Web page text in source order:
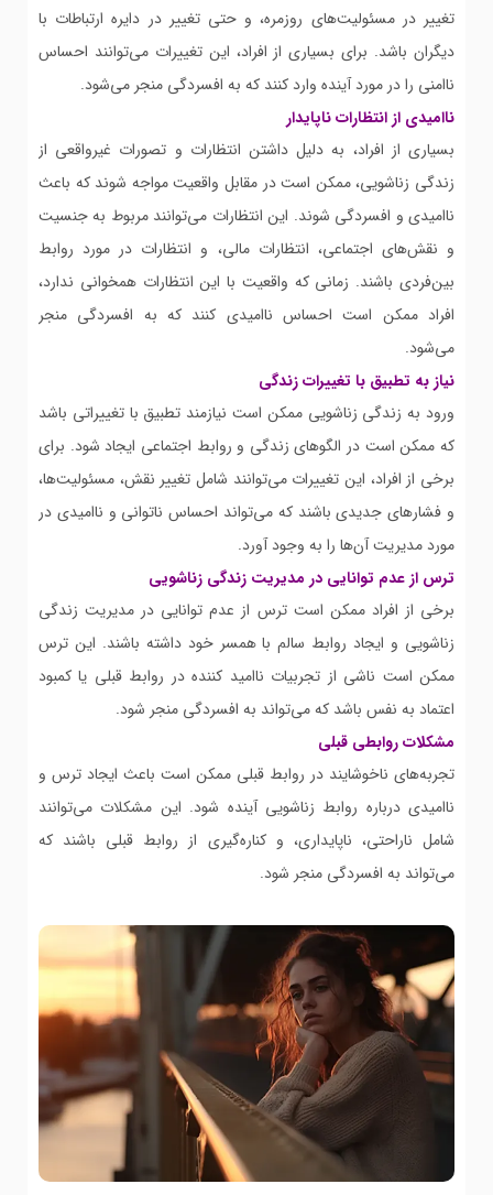
تغییر در مسئولیت‌های روزمره، و حتی تغییر در دایره ارتباطات با
دیگران باشد. برای بسیاری از افراد، این تغییرات می‌توانند احساس
ناامنی را در مورد آینده وارد کنند که به افسردگی منجر می‌شود.
ناامیدی از انتظارات ناپایدار
بسیاری از افراد، به دلیل داشتن انتظارات و تصورات غیرواقعی از
زندگی زناشویی، ممکن است در مقابل واقعیت مواجه شوند که باعث
ناامیدی و افسردگی شوند. این انتظارات می‌توانند مربوط به جنسیت
و نقش‌های اجتماعی، انتظارات مالی، و انتظارات در مورد روابط
بین‌فردی باشند. زمانی که واقعیت با این انتظارات همخوانی ندارد،
افراد ممکن است احساس ناامیدی کنند که به افسردگی منجر
می‌شود.
نیاز به تطبیق با تغییرات زندگی
ورود به زندگی زناشویی ممکن است نیازمند تطبیق با تغییراتی باشد
که ممکن است در الگوهای زندگی و روابط اجتماعی ایجاد شود. برای
برخی از افراد، این تغییرات می‌توانند شامل تغییر نقش، مسئولیت‌ها،
و فشارهای جدیدی باشند که می‌تواند احساس ناتوانی و ناامیدی در
مورد مدیریت آن‌ها را به وجود آورد.
ترس از عدم توانایی در مدیریت زندگی زناشویی
برخی از افراد ممکن است ترس از عدم توانایی در مدیریت زندگی
زناشویی و ایجاد روابط سالم با همسر خود داشته باشند. این ترس
ممکن است ناشی از تجربیات ناامید کننده در روابط قبلی یا کمبود
اعتماد به نفس باشد که می‌تواند به افسردگی منجر شود.
مشکلات روابطی قبلی
تجربه‌های ناخوشایند در روابط قبلی ممکن است باعث ایجاد ترس و
ناامیدی درباره روابط زناشویی آینده شود. این مشکلات می‌توانند
شامل ناراحتی، ناپایداری، و کناره‌گیری از روابط قبلی باشند که
می‌تواند به افسردگی منجر شود.